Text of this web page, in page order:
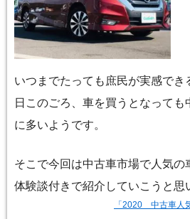
いつまでたっても庶民が実感でき
日このごろ、車を買うとなっても
に多いようです。
そこで今回は中古車市場で人気の
体験談付きで紹介していこうと思
「2020 中古車人